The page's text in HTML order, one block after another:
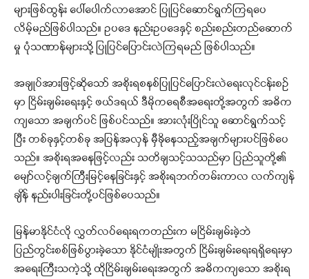
များဖြစ်ထွန်း ပေါ်ပေါက်လာအောင် ပြုပြင်ဆောင်ရွက်ကြရပေ
လိမ့်မည်ဖြစ်ပါသည်။ ဥပဒေ နည်းဥပဒေနှင့် စည်းစည်းတည်ဆောက်
မှု ပုံသဏာန်များသို့ ပြုပြင်ပြောင်းလဲကြရမည် ဖြစ်ပါသည်။
အချုပ်အားဖြင့်ဆိုသော် အစိုးရစနစ်ပြုပြင်ပြောင်းလဲရေးလုင်ငန်းစဉ်
မှာ ငြိမ်းချမ်းရေးနှင့် ဖယ်ဒရယ် ဒီမိုကရေစီအရေးတို့အတွက် အဓိက
ကျသော အချက်ပင် ဖြစ်ပင်သည်။ အားလုံးပြိုင်သူ ဆောင်ရွက်သင့်
ပြီး တစ်ခုနှင့်တစ်ခု အပြန်အလှန် မှီခိုနေသည့်အချက်များပင်ဖြစ်ပေ
သည်။ အစိုးရအနေဖြင့်လည်း သတိချသင့်သသည်မှာ ပြည်သူတို့၏
မျော်လင့်ချက်ကြီးမြင့်နေခြင်းနှင့် အစိုးရဘက်တမ်းကာလ လက်ကျန်
ချိန် နည်းပါးခြင်းတို့ပင်ဖြစ်ပေသည်။
မြန်မာနိုင်ငံလို လွှတ်လပ်ရေးရကတည်းက မငြိမ်းချမ်းခဲ့ဘဲ
ပြည်တွင်းစစ်ဖြစ်ပွားခဲ့သော နိုင်ငံမျိုးအတွက် ငြိမ်းချမ်းရေးရရှိရေးမှာ
အရေးကြီးသကဲ့သို့ ထိုငြိမ်းချမ်းရေးအတွက် အဓိကကျသော အစိုးရ